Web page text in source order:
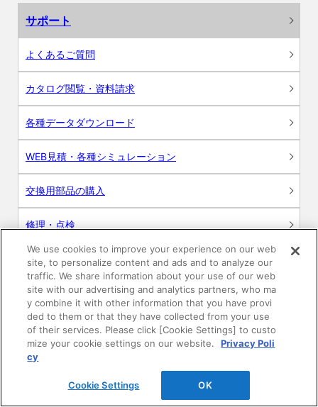
サポート
よくあるご質問
カタログ閲覧・資料請求
各種データダウンロード
WEB見積・各種シミュレーション
交換用部品の購入
修理・点検
お問い合わせ
ログイン
建築・設計関係者様向けサイト
ユーザー登録サービス
WEB見積システム
We use cookies to improve your experience on our web
site, to personalize content and ads and to analyze our
traffic. We share information about your use of our web
site with our advertising and analytics partners, who ma
y combine it with other information that you have provi
ded to them or that they have collected from your use
of their services. Please click [Cookie Settings] to custo
mize your cookie settings on our website.
Privacy Poli
cy
Cookie Settings OK